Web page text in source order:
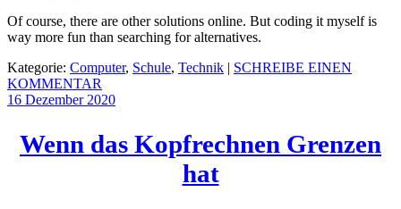
Of course, there are other solutions online. But coding it myself is
way more fun than searching for alternatives.
Kategorie: Computer, Schule, Technik | SCHREIBE EINEN
KOMMENTAR
16 Dezember 2020
Wenn das Kopfrechnen Grenzen
hat